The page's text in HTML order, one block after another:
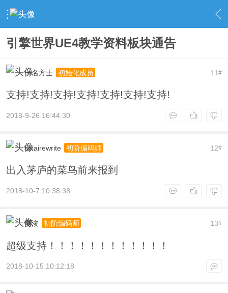
› UnrealEngine 4 专区 › UE4 教学资料 › 内容
引擎世界UE4教学资料板块通告
11#
一名方士 初始化成员
支持!支持!支持!支持!支持!支持!支持!
2018-9-26 16:44:30
12#
solairewrite 初阶编码师
出入茅庐的菜鸟前来报到
2018-10-7 10:38:38
13#
樊浚 初阶编码师
超级支持！！！！！！！！！！！！
2018-10-15 10:12:18